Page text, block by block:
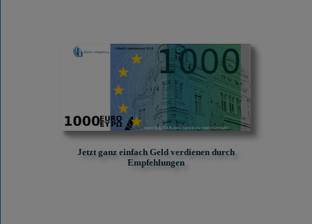
Jetzt ganz einfach Geld verdienen durch
Empfehlungen